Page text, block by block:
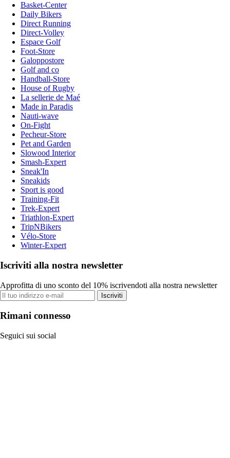
Basket-Center
Daily Bikers
Direct Running
Direct-Volley
Espace Golf
Foot-Store
Galoppostore
Golf and co
Handball-Store
House of Rugby
La sellerie de Maé
Made in Paradis
Nauti-wave
On-Fight
Pecheur-Store
Pet and Garden
Slowood Interior
Smash-Expert
Sneak'In
Sneakids
Sport is good
Training-Fit
Trek-Expert
Triathlon-Expert
TripNBikers
Vélo-Store
Winter-Expert
Iscriviti alla nostra newsletter
Approfitta di uno sconto del 10% iscrivendoti alla nostra newsletter
Iscriviti
Rimani connesso
Seguici sui social